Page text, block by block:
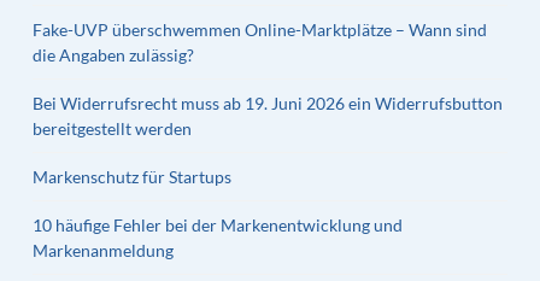
Fake-UVP überschwemmen Online-Marktplätze – Wann sind
die Angaben zulässig?
Bei Widerrufsrecht muss ab 19. Juni 2026 ein Widerrufsbutton
bereitgestellt werden
Markenschutz für Startups
10 häufige Fehler bei der Markenentwicklung und
Markenanmeldung